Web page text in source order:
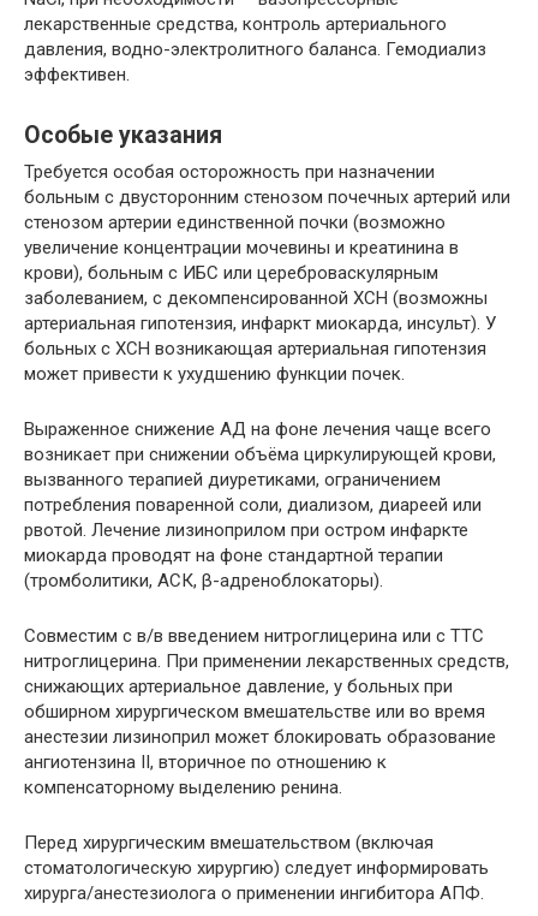
лекарственные средства, контроль артериального
давления, водно-электролитного баланса. Гемодиализ
эффективен.
Особые указания
Требуется особая осторожность при назначении
больным с двусторонним стенозом почечных артерий или
стенозом артерии единственной почки (возможно
увеличение концентрации мочевины и креатинина в
крови), больным с ИБС или цереброваскулярным
заболеванием, с декомпенсированной ХСН (возможны
артериальная гипотензия, инфаркт миокарда, инсульт). У
больных с ХСН возникающая артериальная гипотензия
может привести к ухудшению функции почек.
Выраженное снижение АД на фоне лечения чаще всего
возникает при снижении объёма циркулирующей крови,
вызванного терапией диуретиками, ограничением
потребления поваренной соли, диализом, диареей или
рвотой. Лечение лизиноприлом при остром инфаркте
миокарда проводят на фоне стандартной терапии
(тромболитики, АСК, β-адреноблокаторы).
Совместим с в/в введением нитроглицерина или с ТТС
нитроглицерина. При применении лекарственных средств,
снижающих артериальное давление, у больных при
обширном хирургическом вмешательстве или во время
анестезии лизиноприл может блокировать образование
ангиотензина II, вторичное по отношению к
компенсаторному выделению ренина.
Перед хирургическим вмешательством (включая
стоматологическую хирургию) следует информировать
хирурга/анестезиолога о применении ингибитора АПФ.